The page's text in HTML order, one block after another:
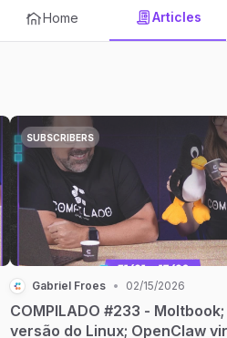
Home Articles
SUBSCRIBERS
Gabriel Froes • 02/15/2026
COMPILADO #233 -
versão do Linux; OpenClaw